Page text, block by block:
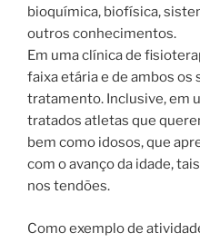
bioquímica, biofísica,
outros conhecimentos.
Em uma clínica de
faixa etária e de ambos os
tratamento. Inclusive, em
tratados atletas que
bem como idosos, que
com o avanço da idade,
nos tendões.
Como exemplo de